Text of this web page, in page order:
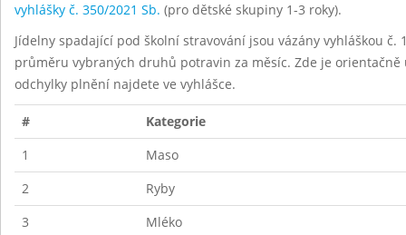
vyhlášky č. 350/2021 Sb. (pro dětské skupiny 1-3 roky).
Jídelny spadající pod školní stravování jsou vázány vyhláškou
průměru vybraných druhů potravin za měsíc. Zde je
odchylky plnění najdete ve vyhlášce.
#
Kategorie
1
Maso
2
Ryby
3
Mléko